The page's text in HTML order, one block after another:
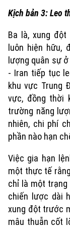
Kịch bản 3: Leo
Ba là, xung
luôn hiện hữu,
lượng quân sự
- Iran tiếp tục
khu vực Trung
vực, đồng thời
trường năng
nhiên, chi phí
phần nào hạn
Việc gia hạn
một thực tế
chỉ là một
chiến lược dài
xung đột trước
mâu thuẫn cốt